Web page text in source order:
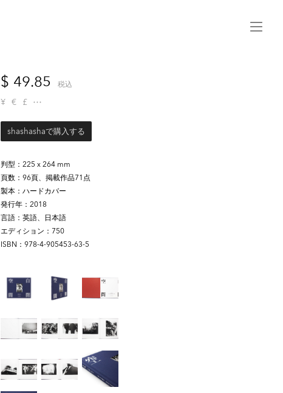
$ 49.85 税込
¥ € £
shashashaで購入する
判型
225 x 264 mm
頁数
96頁、掲載作品71点
製本
ハードカバー
発行年
2018
言語
英語、日本語
エディション
750
ISBN
978-4-905453-63-5